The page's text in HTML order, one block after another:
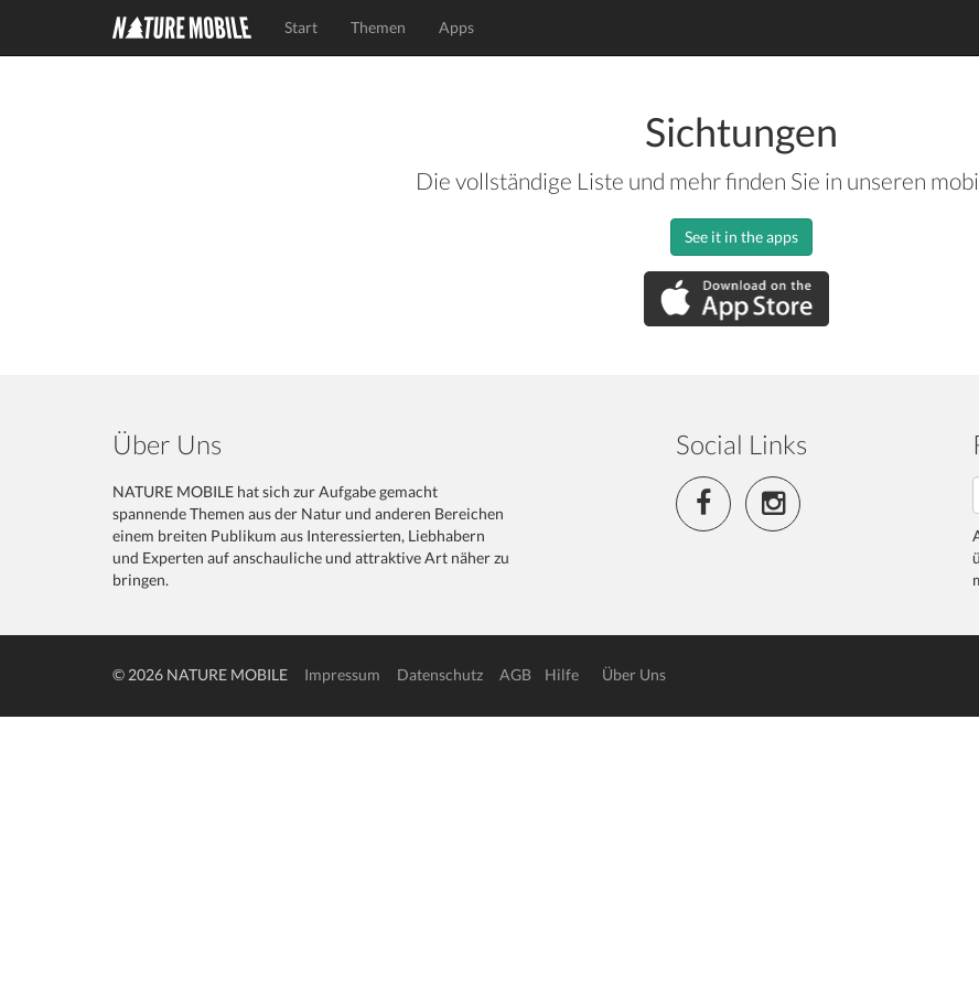
Start Themen Apps
Sichtungen
Die vollständige Liste und mehr finden Sie in unseren
See it in the apps
Über Uns
NATURE MOBILE hat sich zur Aufgabe gemacht
spannende Themen aus der Natur und anderen Bereichen
einem breiten Publikum aus Interessierten, Liebhabern
und Experten auf anschauliche und attraktive Art näher zu
bringen.
Social Links
© 2026 NATURE MOBILE Impressum Datenschutz AGB Hilfe Über Uns